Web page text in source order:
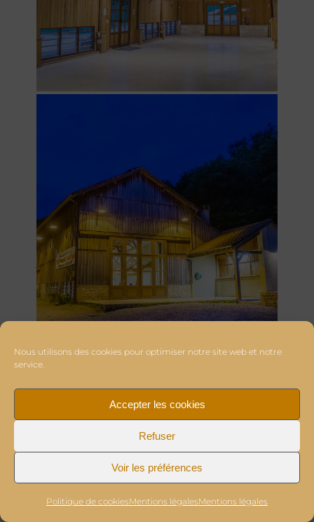
Nous utilisons des cookies pour optimiser notre site web et notre
service.
Accepter les cookies
Refuser
Voir les préférences
Politique de cookiesMentions légalesMentions légales